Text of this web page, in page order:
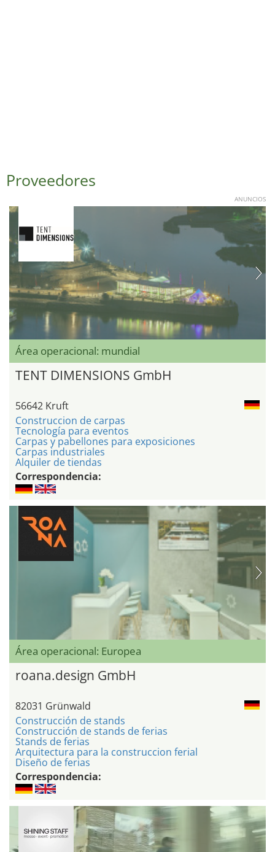
Proveedores
ANUNCIOS
Área operacional: mundial
TENT DIMENSIONS GmbH
56642 Kruft
Construccion de carpas
Tecnología para eventos
Carpas y pabellones para exposiciones
Carpas industriales
Alquiler de tiendas
Correspondencia:
Área operacional: Europea
roana.design GmbH
82031 Grünwald
Construcción de stands
Construcción de stands de ferias
Stands de ferias
Arquitectura para la construccion ferial
Diseño de ferias
Correspondencia: